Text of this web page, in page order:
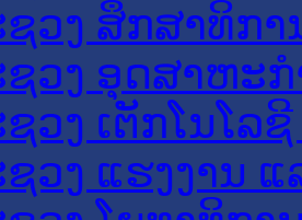
ວງ ສຶກສາທິກາ
ວງ ອຸດສາຫະ
ວງ ເຕັກໂນໂລ
ວງ ແຮງງານ